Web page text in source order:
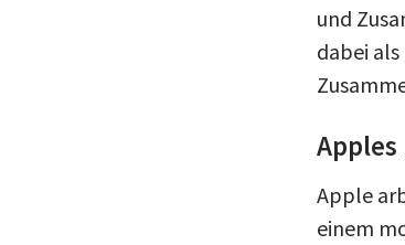
und
dabei
Apple
einem